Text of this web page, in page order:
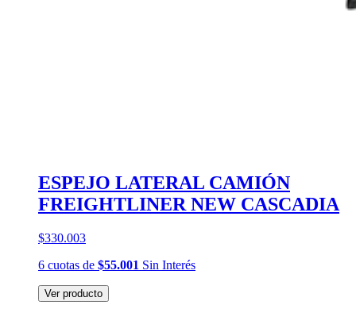
ESPEJO LATERAL CAMIÓN
FREIGHTLINER NEW CASCADIA
$330.003
6 cuotas de $55.001 Sin Interés
Ver producto